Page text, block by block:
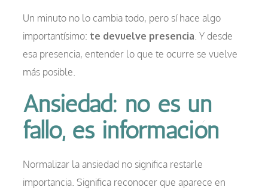
Un minuto no lo cambia todo, pero sí hace algo
importantísimo: te devuelve presencia . Y desde
esa presencia, entender lo que te ocurre se vuelve
más posible.
Ansiedad: no es un
fallo, es información
Normalizar la ansiedad no significa restarle
importancia. Significa reconocer que aparece en